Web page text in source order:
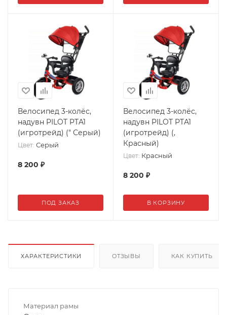
Велосипед 3-колёс,
надувн PILOT PTA1
(игротрейд) (" Серый)
Цвет: Серый
8 200 ₽
ПОД ЗАКАЗ
Велосипед 3-колёс,
надувн PILOT PTA1
(игротрейд) (,
Красный)
Цвет: Красный
8 200 ₽
В КОРЗИНУ
ХАРАКТЕРИСТИКИ ОТЗЫВЫ КАК КУПИТЬ
Материал рамы